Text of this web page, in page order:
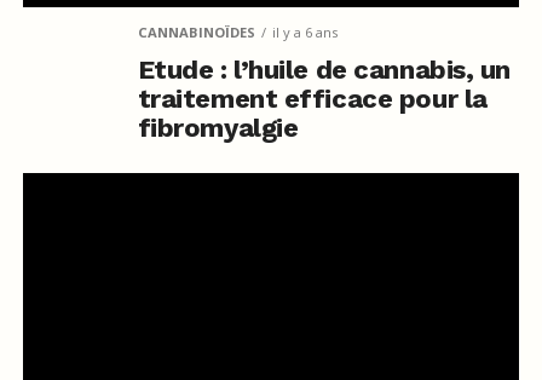
CANNABINOÏDES il y a 6 ans
Etude : l’huile de cannabis, un
traitement efficace pour la
fibromyalgie